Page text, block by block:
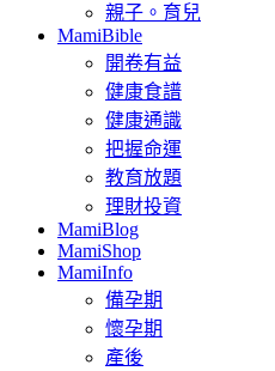
親子。育兒
MamiBible
開卷有益
健康食譜
健康通識
把握命運
教育放題
理財投資
MamiBlog
MamiShop
MamiInfo
備孕期
懷孕期
產後